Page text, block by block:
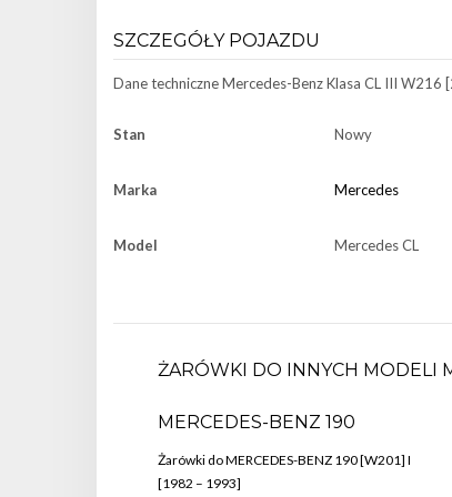
SZCZEGÓŁY POJAZDU
Dane techniczneMercedes-Benz Klasa CL III W216
Stan Nowy
Marka Mercedes
Model Mercedes CL
ŻARÓWKI DO INNYCH MODELI
MERCEDES-BENZ 190
Żarówki do MERCEDES-BENZ 190 [W201] I
[1982 – 1993]